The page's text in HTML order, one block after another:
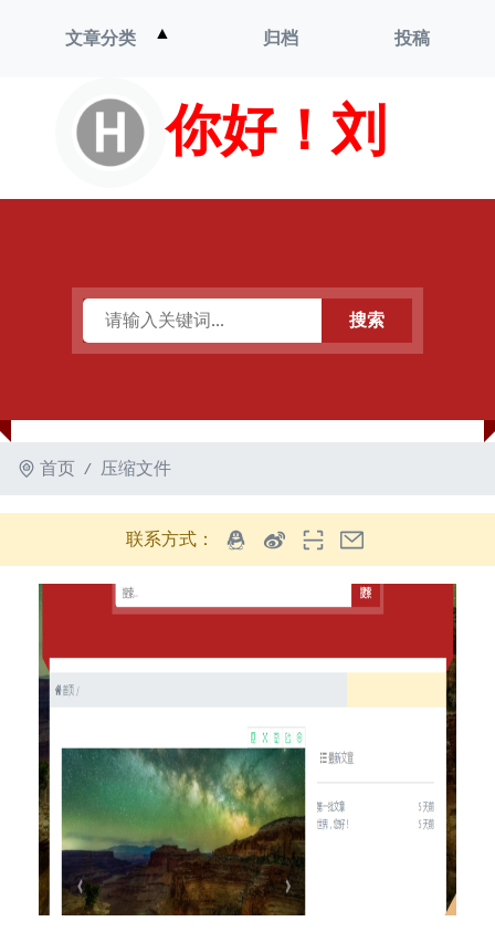
你好！刘
文章分类 ▲
单
归档 投稿
搜索
首页 压缩文件
联系方式：